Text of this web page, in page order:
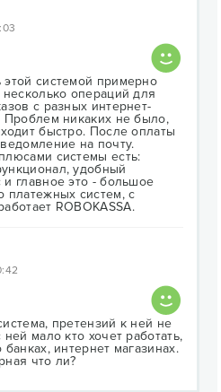
системой примерно
операций для
с разных интернет-
Проблем никаких не было,
быстро. После оплаты
на почту.
системы есть:
удобный
главное это - большое
платежных систем, с
ROBOKASSA.
претензий к ней не
мало кто хочет работать,
интернет магазинах.
что ли?